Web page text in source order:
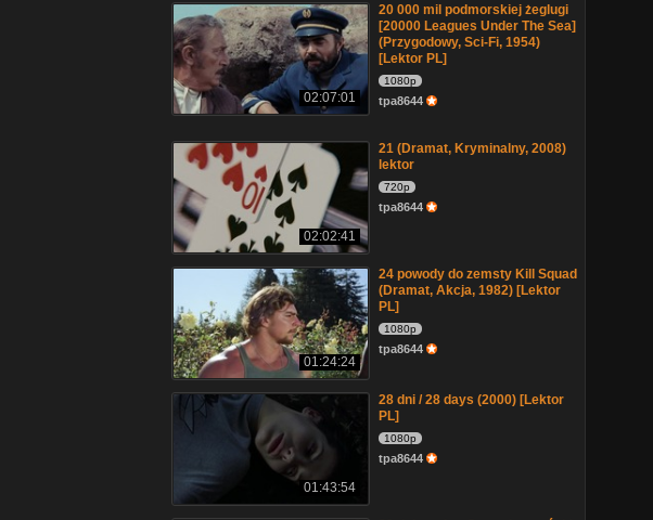
02:07:01
20 000 mil podmorskiej żeglugi
[20000 Leagues Under The Sea]
(Przygodowy, Sci-Fi, 1954)
[Lektor PL]
1080p
tpa8644
02:02:41
21 (Dramat, Kryminalny, 2008)
lektor
720p
tpa8644
01:24:24
24 powody do zemsty Kill Squad
(Dramat, Akcja, 1982) [Lektor
PL]
1080p
tpa8644
01:43:54
28 dni / 28 days (2000) [Lektor
PL]
1080p
tpa8644